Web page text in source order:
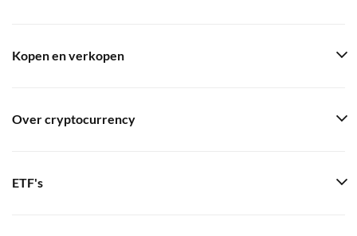
Kopen en verkopen
Over cryptocurrency
ETF's